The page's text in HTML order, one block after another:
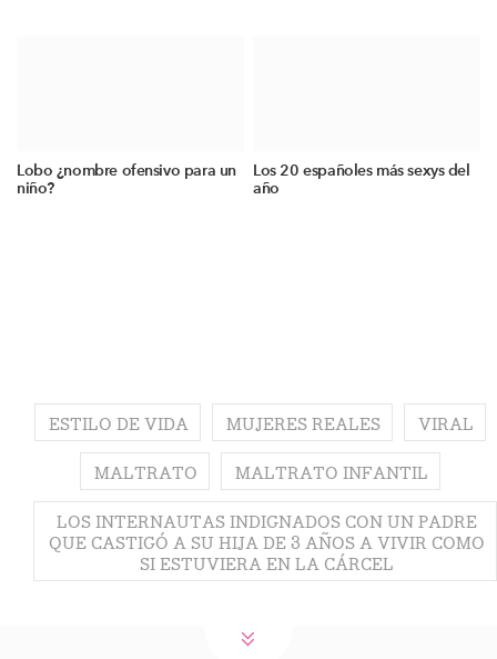
Lobo ¿nombre ofensivo para un
niño?
Los 20 españoles más sexys del
año
ESTILO DE VIDA MUJERES REALES VIRAL
MALTRATO MALTRATO INFANTIL
LOS INTERNAUTAS INDIGNADOS CON UN PADRE
QUE CASTIGÓ A SU HIJA DE 3 AÑOS A VIVIR COMO
SI ESTUVIERA EN LA CÁRCEL